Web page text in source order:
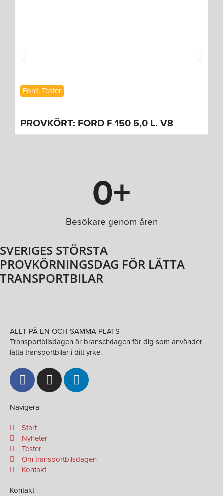
Ford,Tester
PROVKÖRT: FORD F-150 5,0 L. V8
Besökare genom åren
0+
SVERIGES STÖRSTA
PROVKÖRNINGSDAG FÖR LÄTTA
TRANSPORTBILAR
ALLT PÅ EN OCH SAMMA PLATS
Transportbilsdagen är branschdagen för dig som använder
lätta transportbilar i ditt yrke.
F
a
c
e
b
o
o
k
-
f
I
n
s
a
L
i
n
n
Navigera
Start
Nyheter
Tester
Om transportbilsdagen
Kontakt
Kontakt